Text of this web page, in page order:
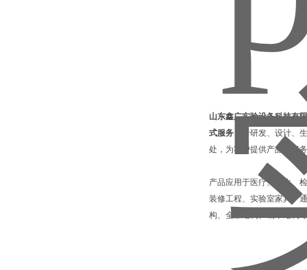
山东鑫广实验设备科技有
式服务，
于研发、设计、
处，为客户提供产品和服
产品应用于医疗、卫生、
装修工程、实验室家具、
构、全木结构、钢木结构